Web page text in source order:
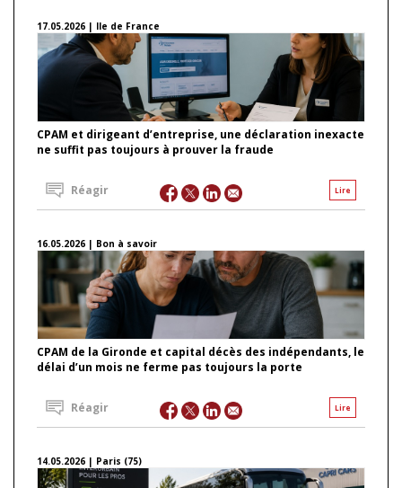
17.05.2026 | Ile de France
CPAM et dirigeant d’entreprise, une déclaration inexacte
ne suffit pas toujours à prouver la fraude
Lire
Réagir
16.05.2026 | Bon à savoir
CPAM de la Gironde et capital décès des indépendants, le
délai d’un mois ne ferme pas toujours la porte
Lire
Réagir
14.05.2026 | Paris (75)